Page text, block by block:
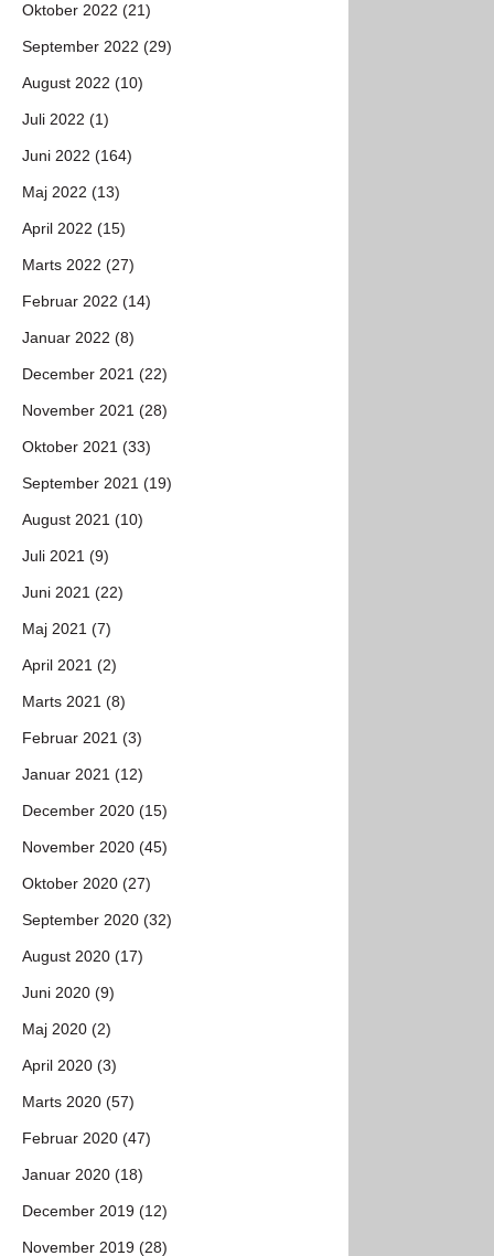
Oktober 2022 (21)
September 2022 (29)
August 2022 (10)
Juli 2022 (1)
Juni 2022 (164)
Maj 2022 (13)
April 2022 (15)
Marts 2022 (27)
Februar 2022 (14)
Januar 2022 (8)
December 2021 (22)
November 2021 (28)
Oktober 2021 (33)
September 2021 (19)
August 2021 (10)
Juli 2021 (9)
Juni 2021 (22)
Maj 2021 (7)
April 2021 (2)
Marts 2021 (8)
Februar 2021 (3)
Januar 2021 (12)
December 2020 (15)
November 2020 (45)
Oktober 2020 (27)
September 2020 (32)
August 2020 (17)
Juni 2020 (9)
Maj 2020 (2)
April 2020 (3)
Marts 2020 (57)
Februar 2020 (47)
Januar 2020 (18)
December 2019 (12)
November 2019 (28)